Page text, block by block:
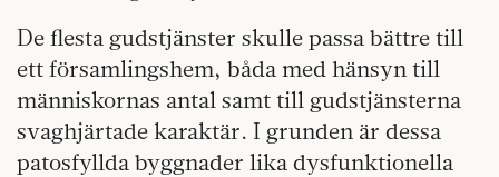
De flesta gudstjänster skulle passa bättre till
ett församlingshem, båda med hänsyn till
människornas antal samt till gudstjänsterna
svaghjärtade karaktär. I grunden är dessa
patosfyllda byggnader lika dysfunktionella